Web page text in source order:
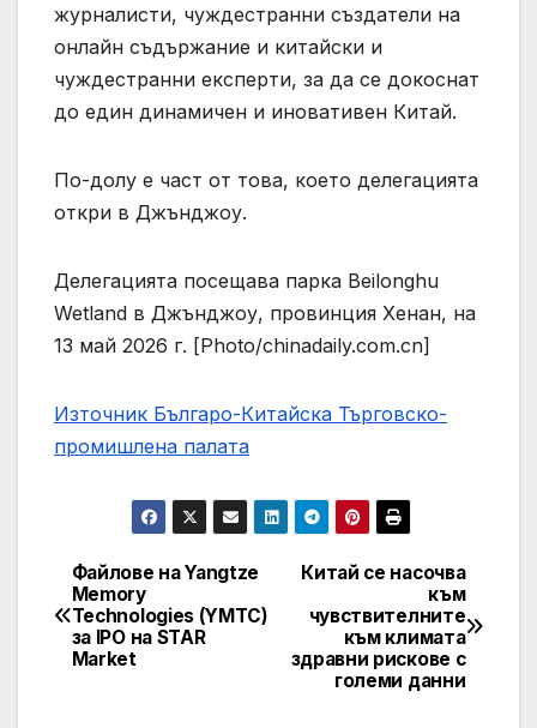
журналисти, чуждестранни създатели на
онлайн съдържание и китайски и
чуждестранни експерти, за да се докоснат
до един динамичен и иновативен Китай.
По-долу е част от това, което делегацията
откри в Джънджоу.
Делегацията посещава парка Beilonghu
Wetland в Джънджоу, провинция Хенан, на
13 май 2026 г. [Photo/chinadaily.com.cn]
Източник Българо-Китайска Търговско-
промишлена палaта
Навигация
Китай се насочва
към
чувствителните
към климата
здравни рискове с
големи данни
Файлове на Yangtze
Memory
Technologies (YMTC)
за IPO на STAR
Market